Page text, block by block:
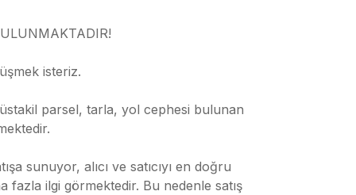
isteriz.
parsel, tarla, yol cephesi bulunan
sunuyor, alıcı ve satıcıyı en doğru
fazla ilgi görmektedir. Bu nedenle satış